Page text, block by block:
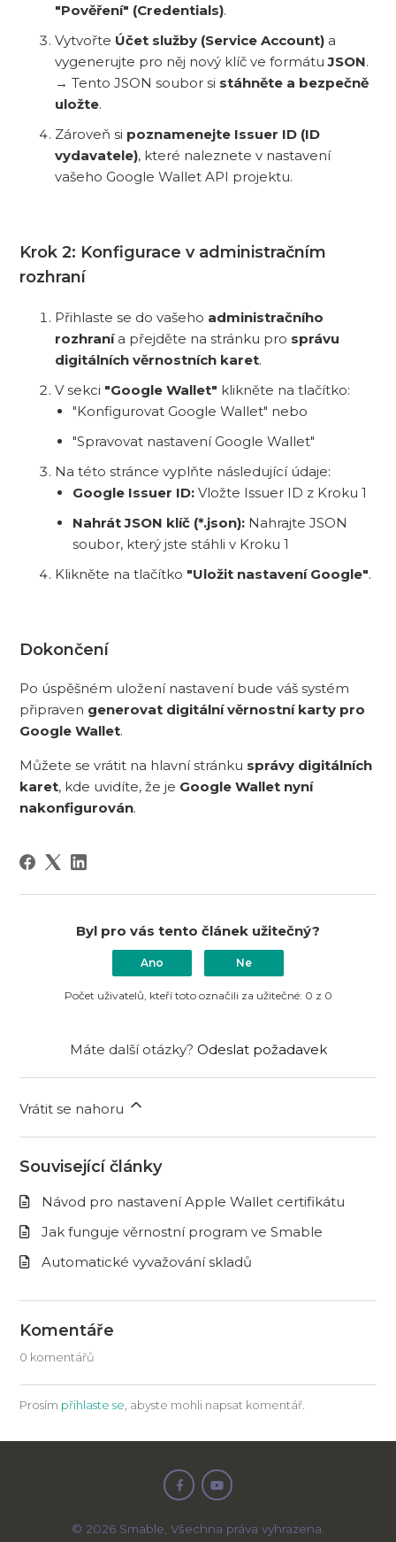
"Pověření" (Credentials).
Vytvořte Účet služby (Service Account) a
vygenerujte pro něj nový klíč ve formátuJSON.
→ Tento JSON soubor si stáhněte a bezpečně
uložte.
Zároveň si poznamenejte Issuer ID (ID
vydavatele), které naleznete v nastavení
vašeho Google Wallet API projektu.
Krok 2: Konfigurace v administračním
rozhraní
Přihlaste se do vašeho administračního
rozhranía přejděte na stránku pro správu
digitálních věrnostních karet.
V sekci "Google Wallet" klikněte na tlačítko:
"Konfigurovat Google Wallet" nebo
"Spravovat nastavení Google Wallet"
Na této stránce vyplňte následující údaje:
Google Issuer ID: Vložte Issuer ID z Kroku 1
Nahrát JSON klíč (*.json): Nahrajte JSON
soubor, který jste stáhli v Kroku 1
Klikněte na tlačítko "Uložit nastavení Google".
Dokončení
Po úspěšném uložení nastavení bude váš systém
připraven generovat digitální věrnostní karty pro
Google Wallet.
Můžete se vrátit na hlavní stránku správy digitálních
karet, kde uvidíte, že je Google Wallet nyní
nakonfigurován.
Byl pro vás tento článek užitečný?
Ano Ne
Počet uživatelů, kteří toto označili za užitečné: 0 z 0
Máte další otázky? Odeslat požadavek
Vrátit se nahoru
Související články
Návod pro nastavení Apple Wallet certifikátu
Jak funguje věrnostní program ve Smable
Automatické vyvažování skladů
Komentáře
0 komentářů
Prosím přihlaste se , abyste mohli napsat komentář.
© 2026 Smable, Všechna práva vyhrazena.